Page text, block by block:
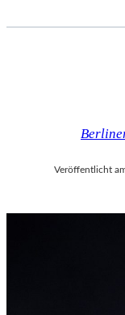
Veröffentlicht